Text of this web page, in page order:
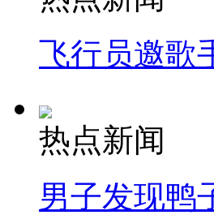
飞行员邀歌
热点新闻
男子发现鸭